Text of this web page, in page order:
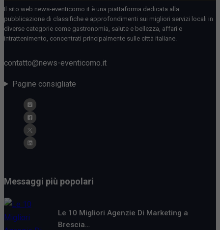
Il sito web news-eventicomo.it è una piattaforma dedicata alla
pubblicazione di classifiche e approfondimenti sui migliori servizi locali in
diverse categorie come gastronomia, salute e bellezza, affari e
intrattenimento, concentrati principalmente sulle città italiane.
contatto@news-eventicomo.it
Pagine consigliate
Messaggi più popolari
Le 10 Migliori Agenzie Di Marketing a
Brescia…